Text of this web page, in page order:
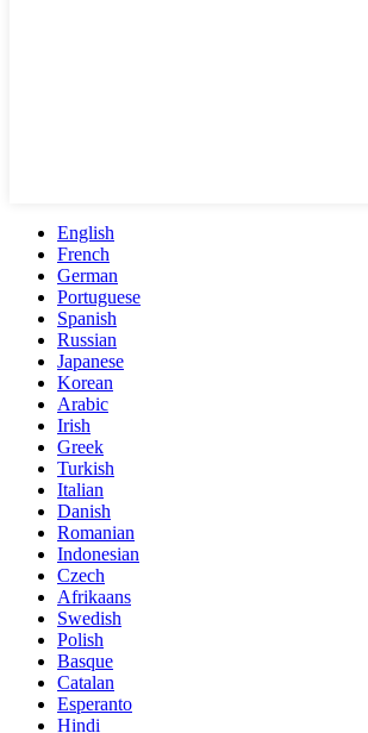
English
French
German
Portuguese
Spanish
Russian
Japanese
Korean
Arabic
Irish
Greek
Turkish
Italian
Danish
Romanian
Indonesian
Czech
Afrikaans
Swedish
Polish
Basque
Catalan
Esperanto
Hindi